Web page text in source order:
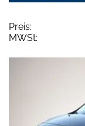
Preis:
MWSt: